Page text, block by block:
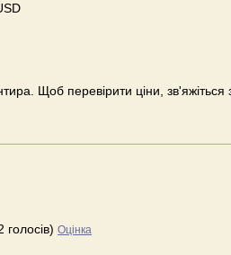
Щоб перевірити ціни,
голосів) Оцінка